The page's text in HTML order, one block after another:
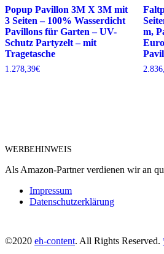
Popup Pavillon 3M X 3M mit
3 Seiten – 100% Wasserdicht
Pavillons für Garten – UV-
Schutz Partyzelt – mit
Tragetasche
1.278,39€
m,
WERBEHINWEIS
Als Amazon-Partner verdienen wir an
Impressum
Datenschutzerklärung
©2020 eh-content. All Rights Reserved.